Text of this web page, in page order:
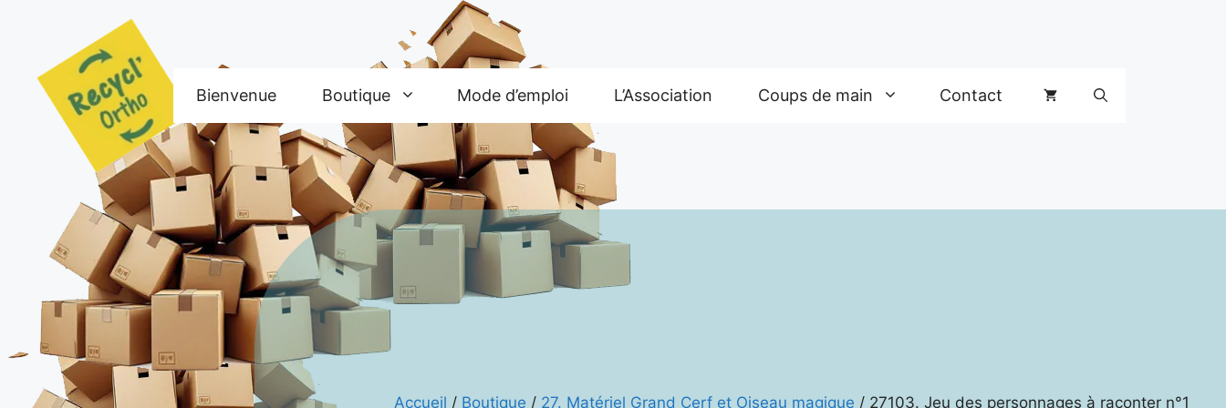
Bienvenue Boutique Mode d’emploi L’Association Coups de main Contact
Accueil / Boutique / 27. Matériel Grand Cerf et Oiseau magique / 27103. Jeu des personnages à raconter n°1